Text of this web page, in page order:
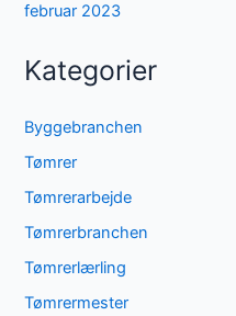
februar 2023
Kategorier
Byggebranchen
Tømrer
Tømrerarbejde
Tømrerbranchen
Tømrerlærling
Tømrermester